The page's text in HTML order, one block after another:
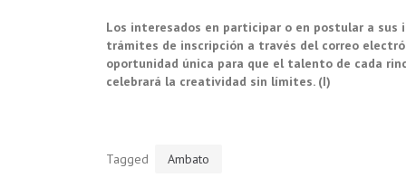
Los interesados en participar o en postular a
trámites de inscripción a través del correo
oportunidad única para que el talento de cada
celebrará la creatividad sin límites. (I)
Tagged Ambato